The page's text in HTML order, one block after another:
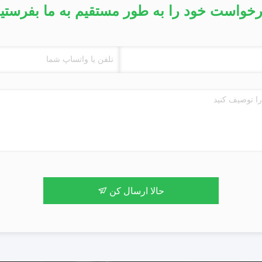
خود را به طور مستقیم به ما
حالا ارسال کن